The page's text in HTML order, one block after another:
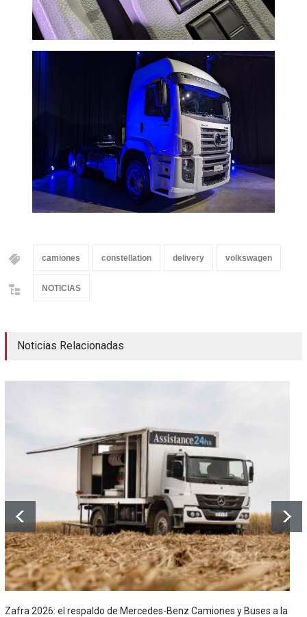
camiones constellation delivery volkswagen
NOTICIAS
Noticias Relacionadas
Zafra 2026: el respaldo de Mercedes-Benz Camiones y Buses a la